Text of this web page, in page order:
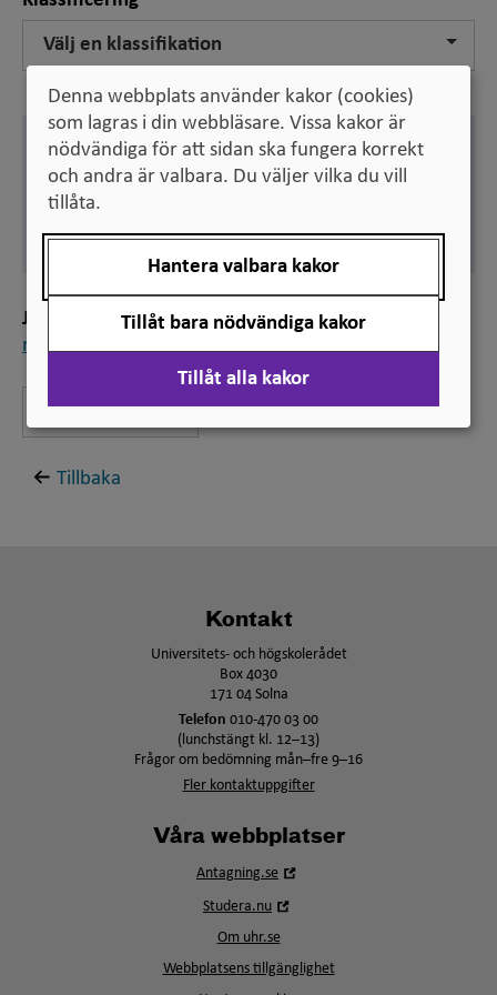
Välj en klassifikation
Engelska
make-up assignment
Svenska
restuppgift
Jämför
rest
Lämna feedback
Tillbaka
Kontakt
Universitets- och högskolerådet
Box 4030
171 04 Solna
Telefon 010-470 03 00
(lunchstängt kl. 12–13)
Frågor om bedömning mån–fre 9–16
Fler kontaktuppgifter
Våra webbplatser
Antagning.se
Studera.nu
fönster
Om uhr.se
Webbplatsens tillgänglighet
Denna webbplats använder kakor (cookies)
som lagras i din webbläsare. Vissa kakor är
nödvändiga för att sidan ska fungera korrekt
och andra är valbara. Du väljer vilka du vill
tillåta.
Hantera valbara kakor
Tillåt bara nödvändiga kakor
Tillåt alla kakor